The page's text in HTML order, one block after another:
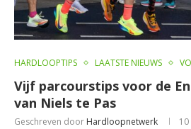
HARDLOOPTIPS LAATSTE NIEUWS
Vijf parcourstips voor de
van Niels te Pas
Geschreven door Hardloopnetwerk